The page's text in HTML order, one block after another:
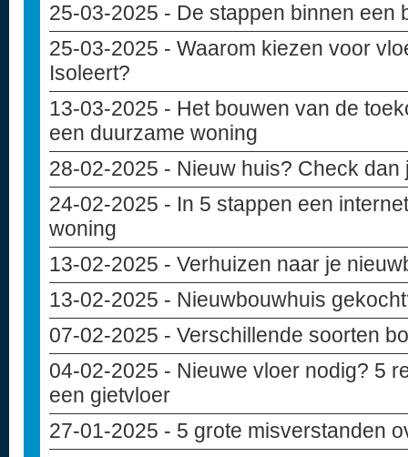
25-03-2025 - De stappen binnen een
25-03-2025 - Waarom kiezen voor
Isoleert?
13-03-2025 - Het bouwen van de
een duurzame woning
28-02-2025 - Nieuw huis? Check
24-02-2025 - In 5 stappen een
woning
13-02-2025 - Verhuizen naar je
13-02-2025 - Nieuwbouwhuis
07-02-2025 - Verschillende soorten
04-02-2025 - Nieuwe vloer nodig? 5
een gietvloer
27-01-2025 - 5 grote misverstanden